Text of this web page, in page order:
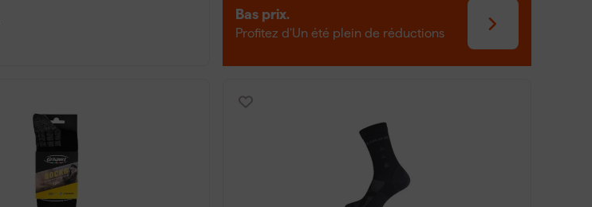
Bas prix.
Profitez d’Un été plein de réductions